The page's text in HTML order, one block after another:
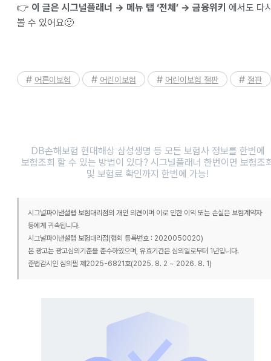
👉 이 글은 시그널플래너 → 메뉴 탭 ‘전체’ → 금융위키 에서도 다
볼 수 있어요🙂
어른이보험 어린이보험 어린이보험 절판 절판
DB손해보험 현대해상 삼성생명 등 모든 보험사 정보를 한번에
보험조회 할 수 있는 방법이 있다? 시그널플래너 한번이면 보험조
및 보험료 확인까지 한번에 가능!
시그널파이낸셜랩 보험대리점의 개인 의견이며 이로 인한 이익 또는 손실은 보험계약자
등에게 귀속됩니다.
시그널파이낸셜랩 보험대리점(협회 등록번호 : 2020050020)
본 광고는 광고심의기준을 준수하였으며, 유효기간은 심의일로부터 1년입니다.
준법감시인 심의필 제2025-6821호(2025. 8. 2 ~ 2026. 8. 1)